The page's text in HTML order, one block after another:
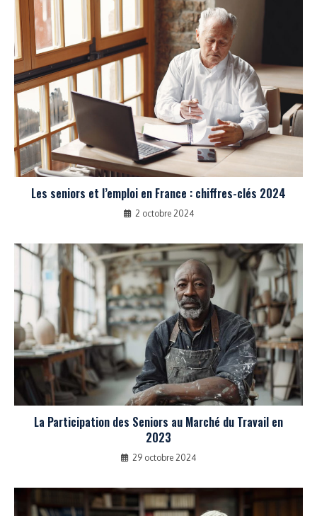
Les seniors et l’emploi en France : chiffres-clés 2024
2 octobre 2024
La Participation des Seniors au Marché du Travail en
2023
29 octobre 2024